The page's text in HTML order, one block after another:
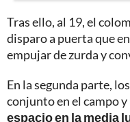
Tras ello, al 19, el
disparo a puerta que
empujar de zurda y
En la segunda parte,
conjunto en el campo y
espacio en la media